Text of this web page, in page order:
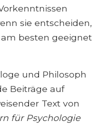
sie entscheiden,
besten geeignet
und Philosoph
Beiträge auf
Text von
für Psychologie